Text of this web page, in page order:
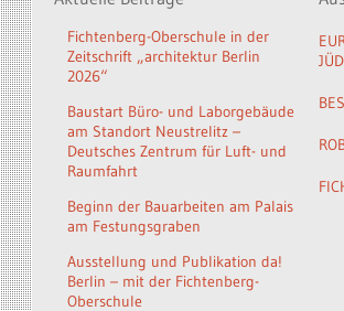
Fichtenberg-Oberschule in der
Zeitschrift „architektur Berlin
2026“
Baustart Büro- und Laborgebäude
am Standort Neustrelitz –
Deutsches Zentrum für Luft- und
Raumfahrt
Beginn der Bauarbeiten am Palais
am Festungsgraben
Ausstellung und Publikation da!
Berlin – mit der Fichtenberg-
Oberschule